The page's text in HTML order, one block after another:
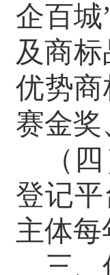
企百
及商
优势商
赛金
（
登记
主体
三